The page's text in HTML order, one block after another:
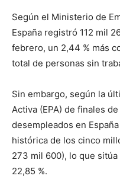
Según el Ministerio de
España registró 112 mil
febrero, un 2,44 % más
total de personas sin
Sin embargo, según la
Activa (EPA) de finales
desempleados en
histórica de los cinco
273 mil 600), lo que
22,85 %.